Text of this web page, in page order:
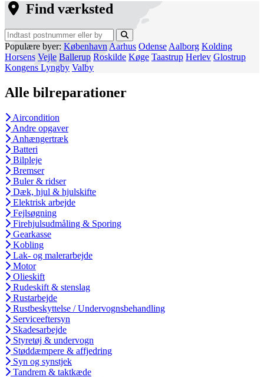
Find værksted
Populære byer: København Aarhus Odense Aalborg Kolding
Horsens Vejle Ballerup Roskilde Køge Taastrup Herlev Glostrup
Kongens Lyngby Valby
Alle bilreparationer
Aircondition
Andre opgaver
Anhængertræk
Batteri
Bilpleje
Bremser
Buler & ridser
Dæk, hjul & hjulskifte
Elektrisk arbejde
Fejlsøgning
Firehjulsudmåling & Sporing
Gearkasse
Kobling
Lak- og malerarbejde
Motor
Olieskift
Rudeskift & stenslag
Rustarbejde
Rustbeskyttelse / Undervognsbehandling
Serviceeftersyn
Skadesarbejde
Styretøj & undervogn
Støddæmpere & affjedring
Syn og synstjek
Tandrem & taktkæde